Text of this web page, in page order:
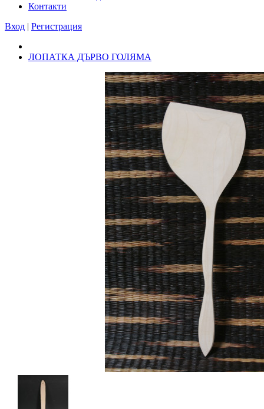
Контакти
Вход | Регистрация
ЛОПАТКА ДЪРВО ГОЛЯМА